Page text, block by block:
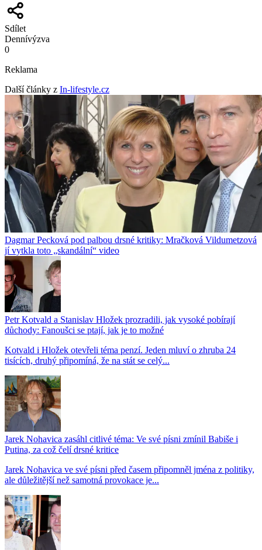
Sdílet
Dennívýzva
0
Reklama
Další články z In-lifestyle.cz
Dagmar Pecková pod palbou drsné kritiky: Mračková Vildumetzová
jí vytkla toto „skandální“ video
Petr Kotvald a Stanislav Hložek prozradili, jak vysoké pobírají
důchody: Fanoušci se ptají, jak je to možné
Kotvald i Hložek otevřeli téma penzí. Jeden mluví o zhruba 24
tisících, druhý připomíná, že na stát se celý...
Jarek Nohavica zasáhl citlivé téma: Ve své písni zmínil Babiše i
Putina, za což čelí drsné kritice
Jarek Nohavica ve své písni před časem připomněl jména z politiky,
ale důležitější než samotná provokace je...